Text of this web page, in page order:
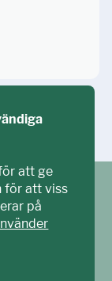
barn och
att ge
för att viss
på